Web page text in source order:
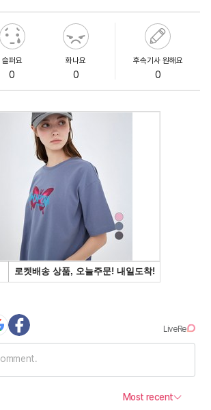
슬퍼요
0
화나요
0
후속기사 원해요
0